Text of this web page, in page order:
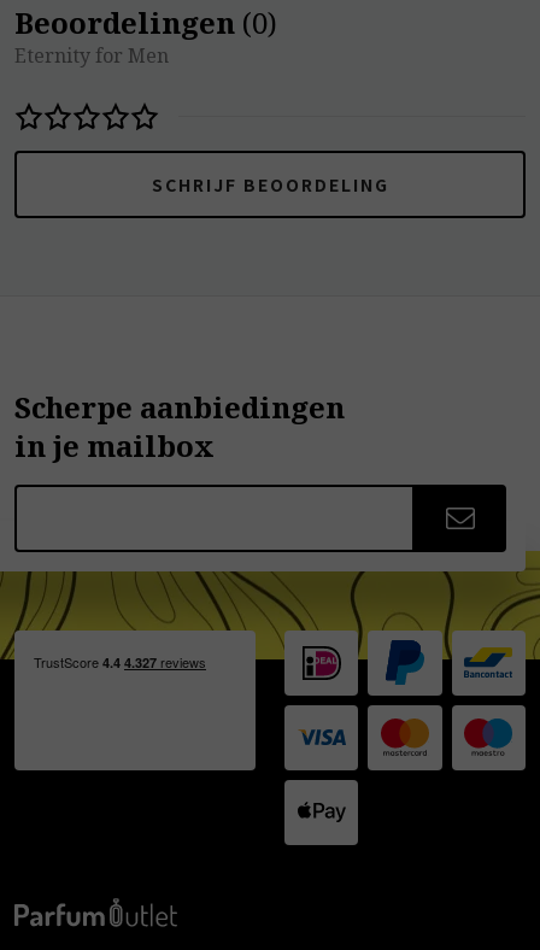
Beoordelingen (0)
Eternity for Men
SCHRIJF BEOORDELING
Scherpe aanbiedingen
in je mailbox